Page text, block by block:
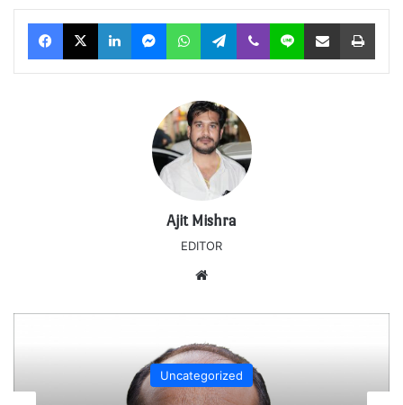
Facebook
X LinkedInMessengerWhatsAppTelegram
Viber Line Share via Email Print
Ajit Mishra
EDITOR
Uncategorized